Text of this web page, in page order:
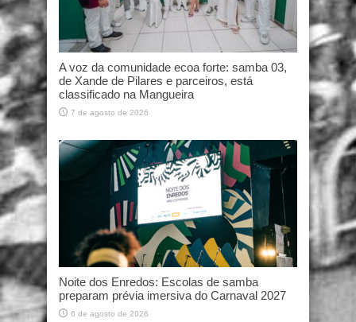
A voz da comunidade ecoa forte: samba 03,
de Xande de Pilares e parceiros, está
classificado na Mangueira
7 de agosto de 2026
Noite dos Enredos: Escolas de samba
preparam prévia imersiva do Carnaval 2027
6 de agosto de 2026